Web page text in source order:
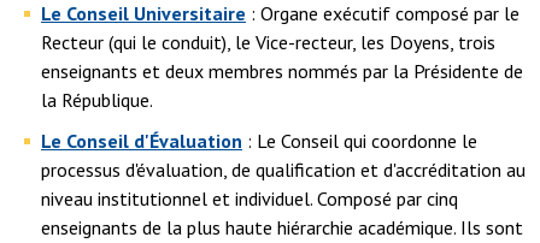
Le Conseil Universitaire : Organe exécutif composé par le
Recteur (qui le conduit), le Vice-recteur, les Doyens, trois
enseignants et deux membres nommés par la Présidente de
la République.
Le Conseil d'Évaluation : Le Conseil qui coordonne le
processus d'évaluation, de qualification et d'accréditation au
niveau institutionnel et individuel. Composé par cinq
enseignants de la plus haute hiérarchie académique. Ils sont